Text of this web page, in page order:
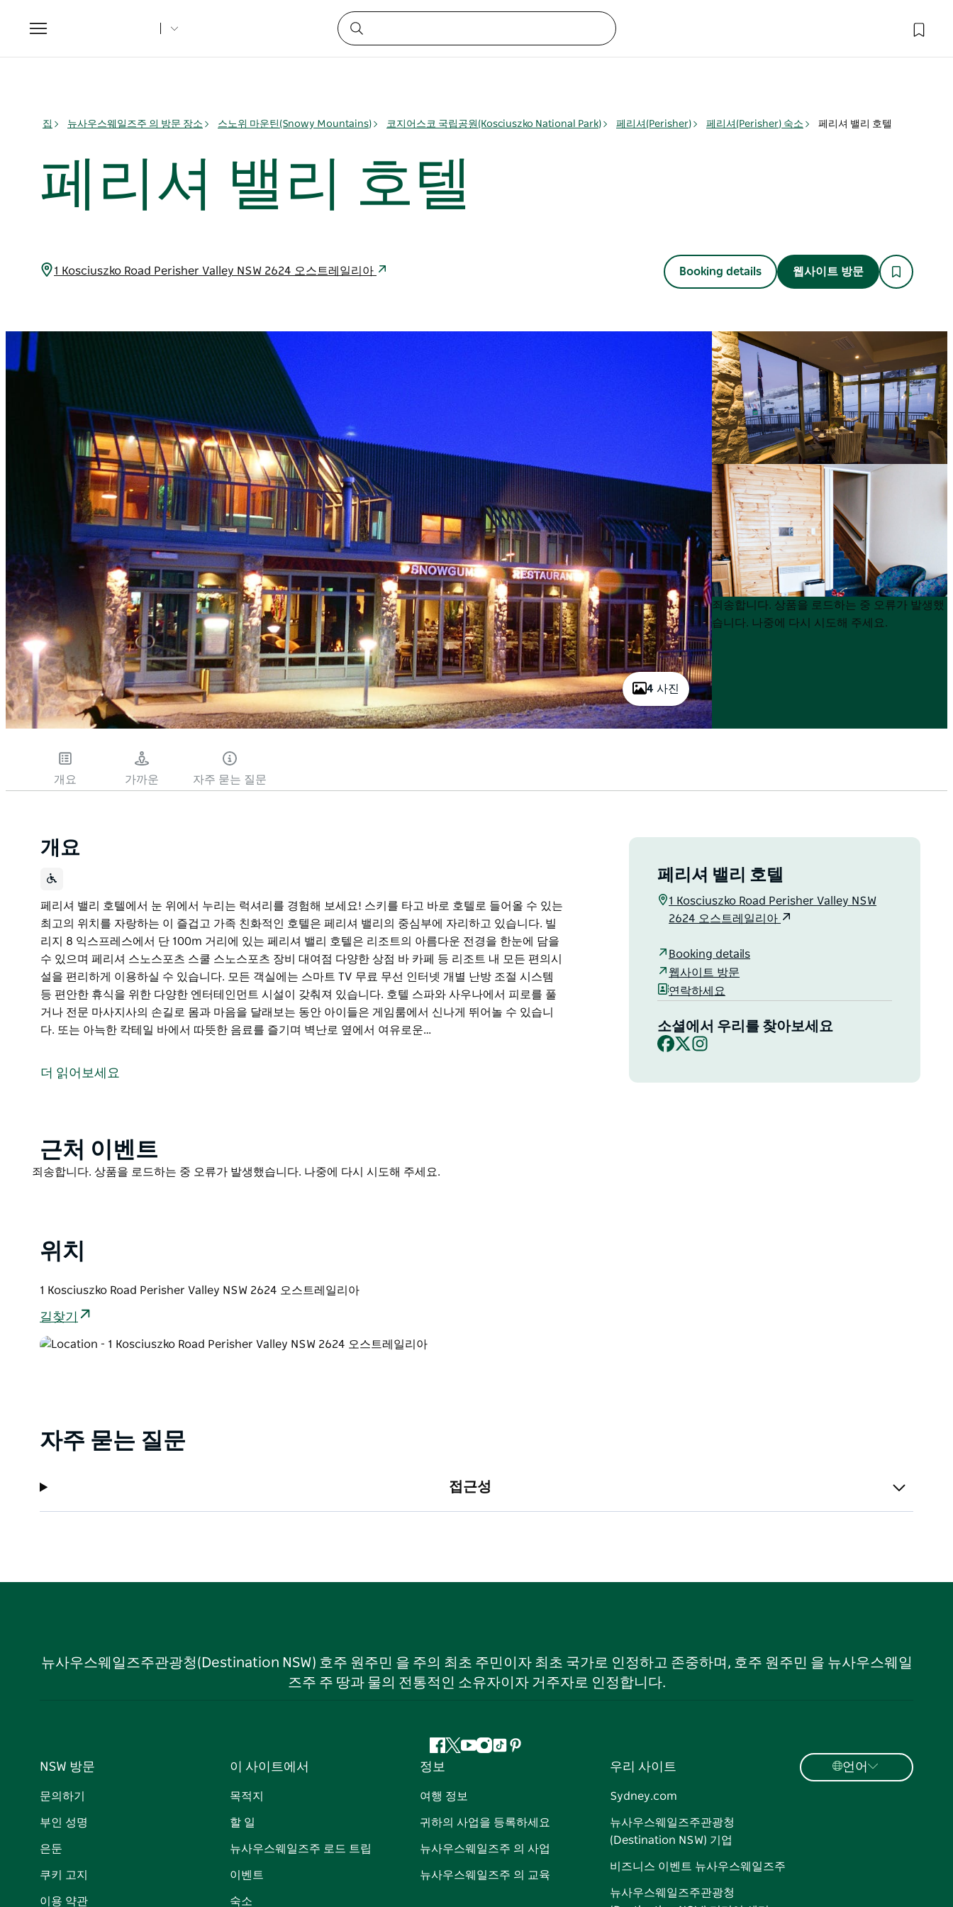
Toggle
navigation
집 뉴사우스웨일즈주 의 방문 장소 스노위 마운틴(Snowy Mountains) 코지어스코 국립공원(Kosciuszko National Park) 페리셔(Perisher) 페리셔(Perisher) 숙소 페리셔 밸리 호텔
페리셔 밸리 호텔
1 Kosciuszko Road Perisher Valley NSW 2624 오스트레일리아 Booking details 웹사이트 방문
4 사진
Product
List
Product
List
죄송합니다. 상품을 로드하는 중 오류가 발생했
습니다. 나중에 다시 시도해 주세요.
개요 가까운 자주 묻는 질문
개요
페리셔 밸리 호텔에서 눈 위에서 누리는 럭셔리를 경험해 보세요! 스키를 타고 바로 호텔로 들어올 수 있는
최고의 위치를 자랑하는 이 즐겁고 가족 친화적인 호텔은 페리셔 밸리의 중심부에 자리하고 있습니다. 빌
리지 8 익스프레스에서 단 100m 거리에 있는 페리셔 밸리 호텔은 리조트의 아름다운 전경을 한눈에 담을
수 있으며 페리셔 스노스포츠 스쿨 스노스포츠 장비 대여점 다양한 상점 바 카페 등 리조트 내 모든 편의시
설을 편리하게 이용하실 수 있습니다. 모든 객실에는 스마트 TV 무료 무선 인터넷 개별 난방 조절 시스템
등 편안한 휴식을 위한 다양한 엔터테인먼트 시설이 갖춰져 있습니다. 호텔 스파와 사우나에서 피로를 풀
거나 전문 마사지사의 손길로 몸과 마음을 달래보는 동안 아이들은 게임룸에서 신나게 뛰어놀 수 있습니
다. 또는 아늑한 칵테일 바에서 따뜻한 음료를 즐기며 벽난로 옆에서 여유로운…
최고의 위치를 자랑하는 이 즐겁고 가족 친화적인 호텔은 페리셔 밸리의 중심부에 자리하고 있습니다. 빌
모든 객실에는 스마트 TV 무료 무선 인터넷 개별 난방 조절 시스템 등 편안한 휴식을 위한 다양한 엔터테
인먼트 시설이 갖춰져 있습니다.
더 읽어보세요
페리셔 밸리 호텔
1 Kosciuszko Road Perisher Valley NSW
2624 오스트레일리아
Booking details
웹사이트 방문
연락하세요
소셜에서 우리를 찾아보세요
Facebook
X
Product
List
근처 이벤트
Product
죄송합니다. 상품을 로드하는 중 오류가 발생했습니다. 나중에 다시 시도해 주세요.
위치
1 Kosciuszko Road Perisher Valley NSW 2624 오스트레일리아
길찾기
자주 묻는 질문
접근성
뉴사우스웨일즈주관광청(Destination NSW) 호주 원주민 을 주의 최초 주민이자 최초 국가로 인정하고 존중하며, 호주 원주민 을 뉴사우스웨일
즈주 주 땅과 물의 전통적인 소유자이자 거주자로 인정합니다.
페
이
지 유 인
램
틱
핀
트
NSW 방문
문의하기
부인 성명
은둔
쿠키 고지
이용 약관
이 사이트에서
목적지
할 일
뉴사우스웨일즈주 로드 트립
이벤트
숙소
정보
여행 정보
귀하의 사업을 등록하세요
뉴사우스웨일즈주 의 사업
뉴사우스웨일즈주 의 교육
우리 사이트
Sydney.com
뉴사우스웨일즈주관광청
(Destination NSW) 기업
비즈니스 이벤트 뉴사우스웨일즈주
뉴사우스웨일즈주관광청
언어